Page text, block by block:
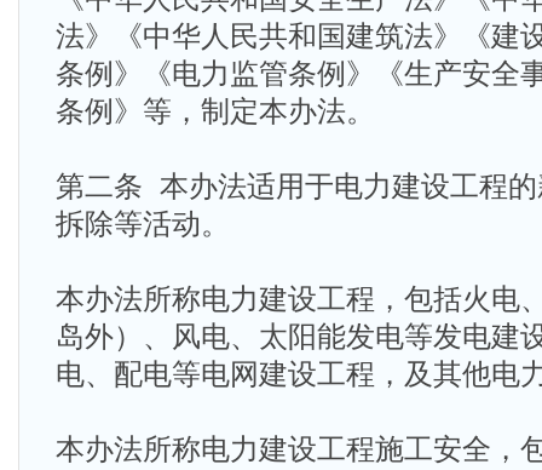
法》《中华人民共和国建筑法》《建
条例》《电力监管条例》《生产安全
条例》等，制定本办法。
第二条 本办法适用于电力建设工程
拆除等活动。
本办法所称电力建设工程，包括火电
岛外）、风电、太阳能发电等发电建
电、配电等电网建设工程，及其他电
本办法所称电力建设工程施工安全，